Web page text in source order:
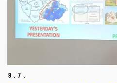
9. 7.